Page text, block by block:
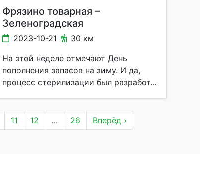
Фрязино товарная –
Зеленоградская
2023-10-21
30 км
На этой неделе отмечают День
пополнения запасов на зиму. И да,
процесс стерилизации был разработ...
11 12 … 26 Вперёд ›